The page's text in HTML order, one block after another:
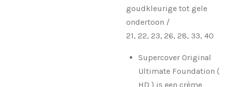
goudkleurige tot gele
ondertoon /
21, 22, 23, 26, 28, 33, 40
Supercover Original
Ultimate Foundation (
HD ) is een crème